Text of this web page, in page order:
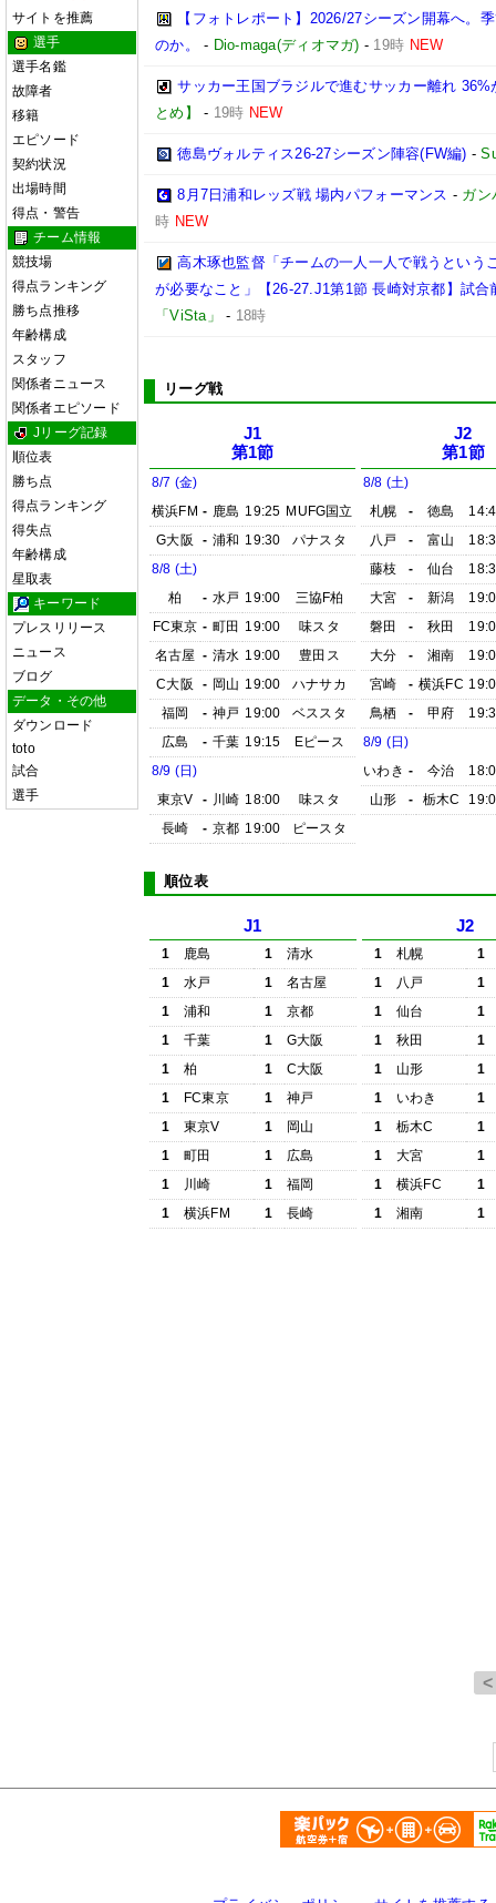
サイトを推薦
選手
選手名鑑
故障者
移籍
エピソード
契約状況
出場時間
得点・警告
チーム情報
競技場
得点ランキング
勝ち点推移
年齢構成
スタッフ
関係者ニュース
関係者エピソード
Jリーグ記録
順位表
勝ち点
得点ランキング
得失点
年齢構成
星取表
キーワード
プレスリリース
ニュース
ブログ
データ・その他
ダウンロード
toto
試合
選手
【フォトレポート】2026/27シーズン開幕へ。
のか。
- Dio-maga(ディオマガ) - 19時 NEW
サッカー王国ブラジルで進むサッカー離れ 36%
とめ】
- 19時 NEW
徳島ヴォルティス26-27シーズン陣容(FW編) -
8月7日浦和レッズ戦 場内パフォーマンス - ガン
時 NEW
高木琢也監督「チームの一人一人で戦うという
が必要なこと」【26-27.J1第1節 長崎対京都】試合
「ViSta」
- 18時
リーグ戦
J1
第1節
8/7 (金)
横浜FM - 鹿島 19:25 MUFG国立
G大阪
- 浦和 19:30
パナスタ
8/8 (土)
柏
- 水戸 19:00
三協F柏
FC東京 - 町田 19:00
味スタ
名古屋 - 清水 19:00
豊田ス
C大阪
- 岡山 19:00
ハナサカ
福岡
- 神戸 19:00
ベススタ
広島
- 千葉 19:15
Eピース
8/9 (日)
東京V
- 川崎 18:00
味スタ
長崎
- 京都 19:00 ピースタ
J2
第1節
8/8 (土)
札幌
- 徳島
八戸
- 富山
藤枝
- 仙台
大宮
- 新潟
磐田
- 秋田
大分
- 湘南
宮崎
- 横浜FC
鳥栖
- 甲府
8/9 (日)
いわき - 今治
山形
- 栃木C
順位表
J1
1 鹿島 1
清水
1
水戸 1
名古屋
1
浦和 1
京都
1
千葉 1
G大阪
1
柏 1
C大阪
1
FC東京 1
神戸
1
東京V 1
岡山
1
町田 1
広島
1
川崎 1
福岡
1
横浜FM 1 長崎
J2
1 札幌
1
1
八戸
1
1
仙台
1
1
秋田
1
1
山形
1
1
いわき
1
1
栃木C
1
1
大宮
1
1
横浜FC
1
1
湘南 1